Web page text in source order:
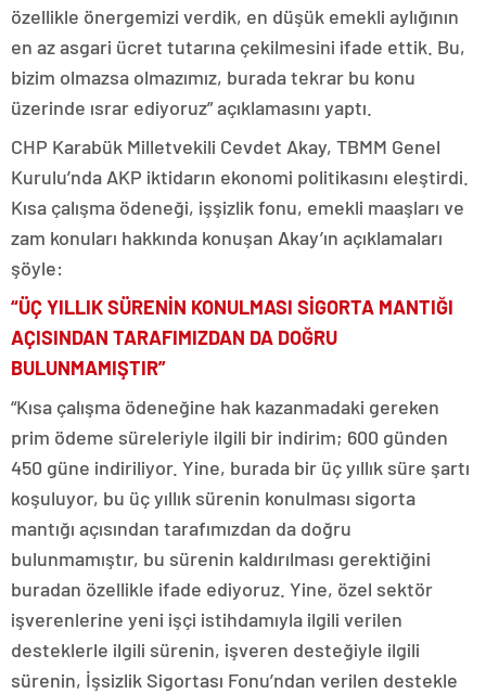
özellikle önergemizi verdik, en düşük emekli aylığının
en az asgari ücret tutarına çekilmesini ifade ettik. Bu,
bizim olmazsa olmazımız, burada tekrar bu konu
üzerinde ısrar ediyoruz” açıklamasını yaptı.
CHP Karabük Milletvekili Cevdet Akay, TBMM Genel
Kurulu’nda AKP iktidarın ekonomi politikasını eleştirdi.
Kısa çalışma ödeneği, işşizlik fonu, emekli maaşları ve
zam konuları hakkında konuşan Akay’ın açıklamaları
şöyle:
“ÜÇ YILLIK SÜRENİN KONULMASI SİGORTA MANTIĞI
AÇISINDAN TARAFIMIZDAN DA DOĞRU
BULUNMAMIŞTIR”
“Kısa çalışma ödeneğine hak kazanmadaki gereken
prim ödeme süreleriyle ilgili bir indirim; 600 günden
450 güne indiriliyor. Yine, burada bir üç yıllık süre şartı
koşuluyor, bu üç yıllık sürenin konulması sigorta
mantığı açısından tarafımızdan da doğru
bulunmamıştır, bu sürenin kaldırılması gerektiğini
buradan özellikle ifade ediyoruz. Yine, özel sektör
işverenlerine yeni işçi istihdamıyla ilgili verilen
desteklerle ilgili sürenin, işveren desteğiyle ilgili
sürenin, İşsizlik Sigortası Fonu’ndan verilen destekle